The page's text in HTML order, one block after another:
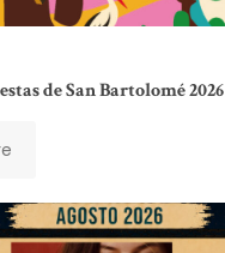
de San Bartolomé 2026